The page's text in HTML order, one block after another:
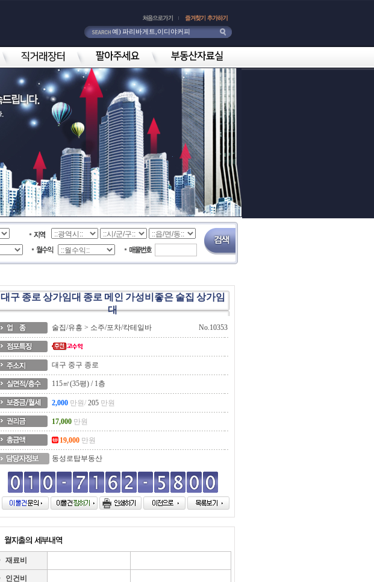
대구 종로 상가임대 종로 메인 가성비좋은 술집 상가임
대
술집/유흥 > 소주/포차/칵테일바 No.10353
대구 중구 종로
115㎡(35평) / 1층
2,000 만원/ 205 만원
17,000 만원
19,000 만원
동성로탑부동산
재료비
인건비